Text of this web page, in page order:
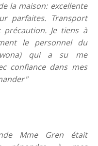
la maison: excellente
parfaites. Transport
Je tiens à
le personnel du
qui a su me
confiance dans mes
Mme Gren était